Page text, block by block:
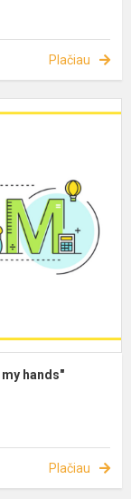
Plačiau
hands"
Plačiau